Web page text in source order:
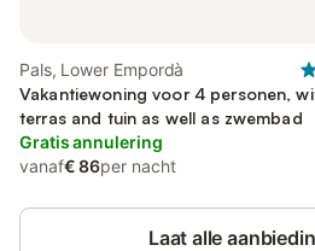
Pals, Lower Empordà
Vakantiewoning voor 4 personen,
terras and tuin as well as zwembad
Gratis annulering
vanaf€ 86per nacht
Laat alle